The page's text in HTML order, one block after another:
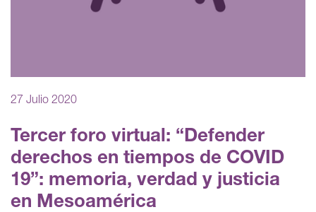
27 Julio 2020
Tercer foro virtual: “Defender
derechos en tiempos de COVID
19”: memoria, verdad y justicia
en Mesoamérica